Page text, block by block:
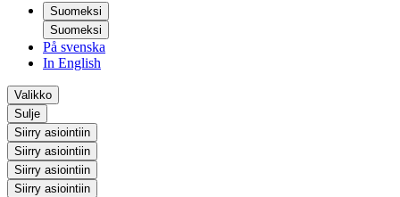
Suomeksi
Suomeksi
På svenska
In English
Valikko
Sulje
Siirry asiointiin
Siirry asiointiin
Siirry asiointiin
Siirry asiointiin